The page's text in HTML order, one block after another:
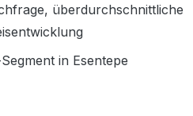
überdurchschnittliche
in Esentepe